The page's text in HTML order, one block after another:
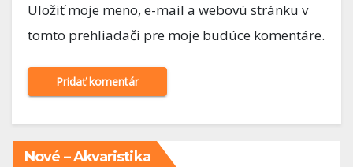
Uložiť moje meno, e-mail a webovú stránku v
tomto prehliadači pre moje budúce komentáre.
Nové – Akvaristika